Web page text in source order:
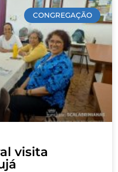
CONGREGAÇÃO
visita